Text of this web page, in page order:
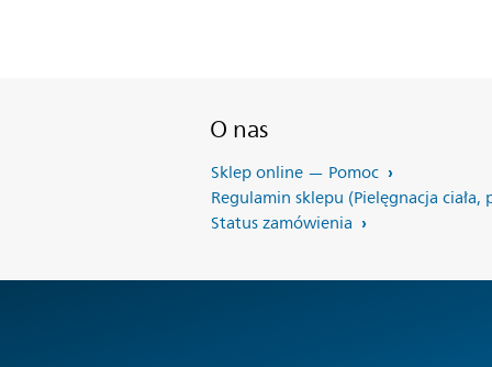
O nas
Sklep online — Pomoc
Regulamin sklepu (Pielęgnacja
Status zamówienia